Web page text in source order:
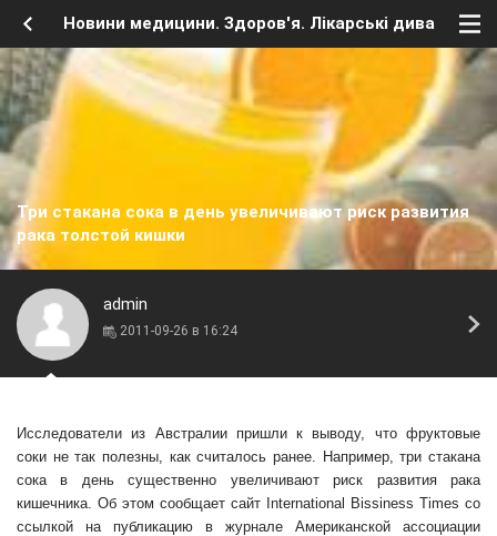
Новини медицини. Здоров'я. Лікарські дива
Три стакана сока в день увеличивают риск развития
рака толстой кишки
admin
2011-09-26 в 16:24
Исследователи из Австралии пришли к выводу, что фруктовые
соки не так полезны, как считалось ранее. Например, три стакана
сока в день существенно увеличивают риск развития рака
кишечника. Об этом сообщает сайт International Bissiness Times со
ссылкой на публикацию в журнале Американской ассоциации